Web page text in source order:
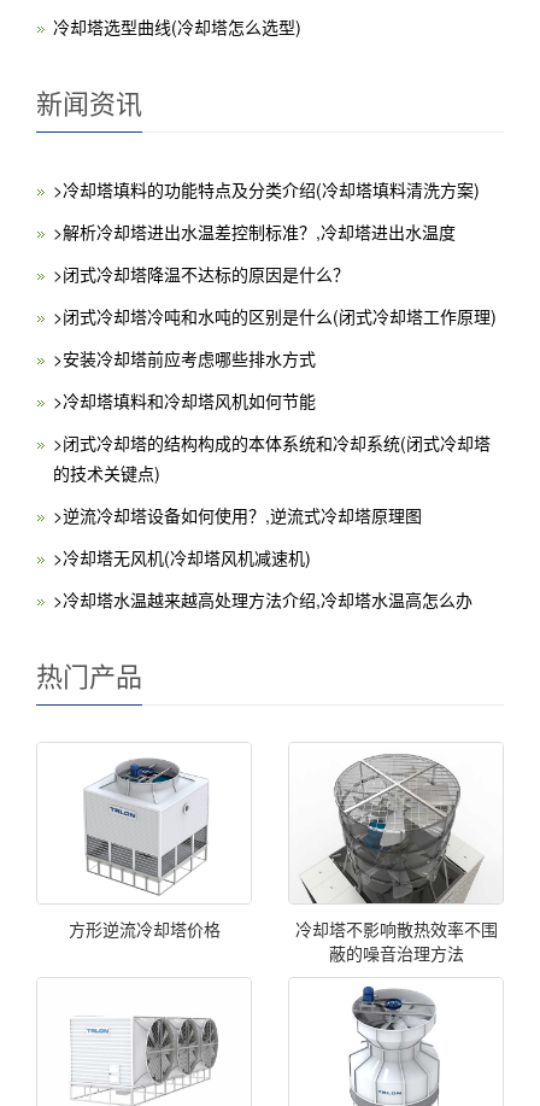
冷却塔选型曲线(冷却塔怎么选型)
新闻资讯
>冷却塔填料的功能特点及分类介绍(冷却塔填料清洗方案)
>解析冷却塔进出水温差控制标准？,冷却塔进出水温度
>闭式冷却塔降温不达标的原因是什么？
>闭式冷却塔冷吨和水吨的区别是什么(闭式冷却塔工作原理)
>安装冷却塔前应考虑哪些排水方式
>冷却塔填料和冷却塔风机如何节能
>闭式冷却塔的结构构成的本体系统和冷却系统(闭式冷却塔
的技术关键点)
>逆流冷却塔设备如何使用？,逆流式冷却塔原理图
>冷却塔无风机(冷却塔风机减速机)
>冷却塔水温越来越高处理方法介绍,冷却塔水温高怎么办
热门产品
方形逆流冷却塔价格
冷却塔不影响散热效率不围
蔽的噪音治理方法